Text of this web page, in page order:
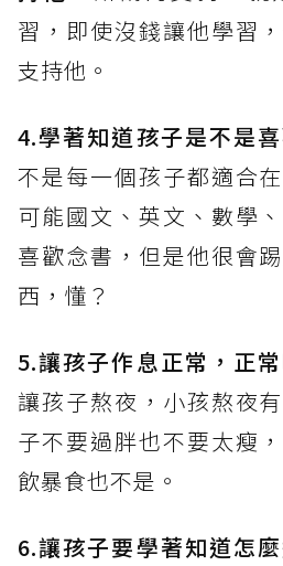
習，即使沒錢讓他學習
支持他。
4.學著知道孩子是不是
不是每一個孩子都適合
可能國文、英文、數學
喜歡念書，但是他很會
西，懂？
5.讓孩子作息正常，正
讓孩子熬夜，小孩熬夜
子不要過胖也不要太瘦
飲暴食也不是。
6.讓孩子要學著知道怎